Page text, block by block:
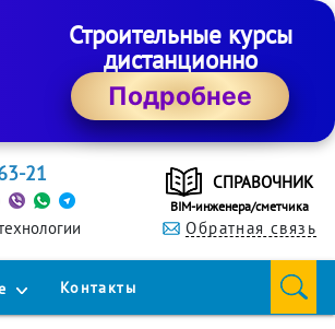
Строительные курсы
дистанционно
Подробнее
21 СПРАВОЧНИК
BIM-инженера/сметчика
Обратная связь
Контакты